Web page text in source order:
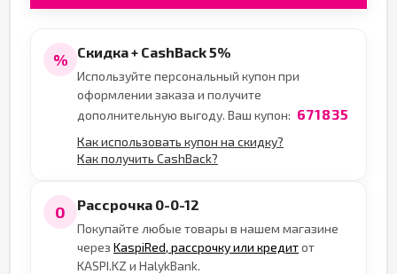
% Скидка + CashBack 5%
Используйте персональный купон при
оформлении заказа и получите
дополнительную выгоду. Ваш купон: 671835
Как использовать купон на скидку?
Как получить CashBack?
0 Рассрочка 0-0-12
Покупайте любые товары в нашем магазине
через KaspiRed, рассрочку или кредитот
KASPI.KZ и HalykBank.